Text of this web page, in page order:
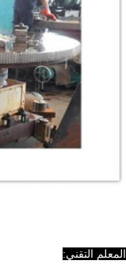
المعلم التقني: